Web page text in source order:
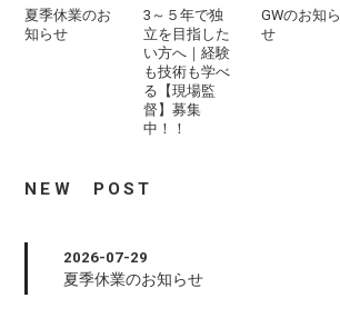
夏季休業のお
知らせ
3～５年で独
立を目指した
い方へ｜経験
も技術も学べ
る【現場監
督】募集
中！！
GWのお知ら
せ
NEW POST
2026-07-29
夏季休業のお知らせ